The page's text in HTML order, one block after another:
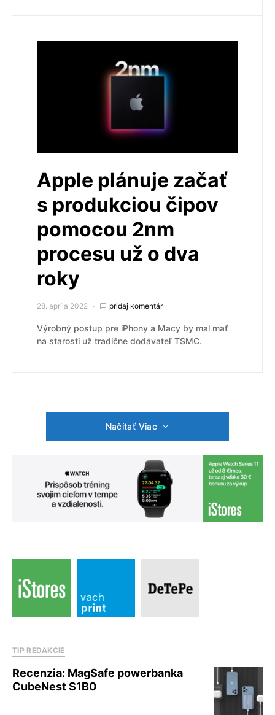
Apple plánuje začať
s produkciou čipov
pomocou 2nm
procesu už o dva
roky
28. apríla 2022 pridaj komentár
Výrobný postup pre iPhony a Macy by mal mať
na starosti už tradične dodávateľ TSMC.
Načítať Viac
TIP REDAKCIE
Recenzia: MagSafe powerbanka
CubeNest S1B0